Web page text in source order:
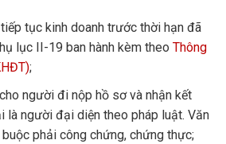
tục kinh doanh trước thời hạn đã
lục II-19 ban hành kèm theo Thông
;
người đi nộp hồ sơ và nhận kết
là người đại diện theo pháp luật. Văn
phải công chứng, chứng thực;